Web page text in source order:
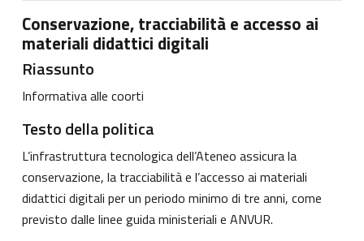
Conservazione, tracciabilità e accesso ai
materiali didattici digitali
Riassunto
Informativa alle coorti
Testo della politica
L’infrastruttura tecnologica dell’Ateneo assicura la
conservazione, la tracciabilità e l’accesso ai materiali
didattici digitali per un periodo minimo di tre anni, come
previsto dalle linee guida ministeriali e ANVUR.